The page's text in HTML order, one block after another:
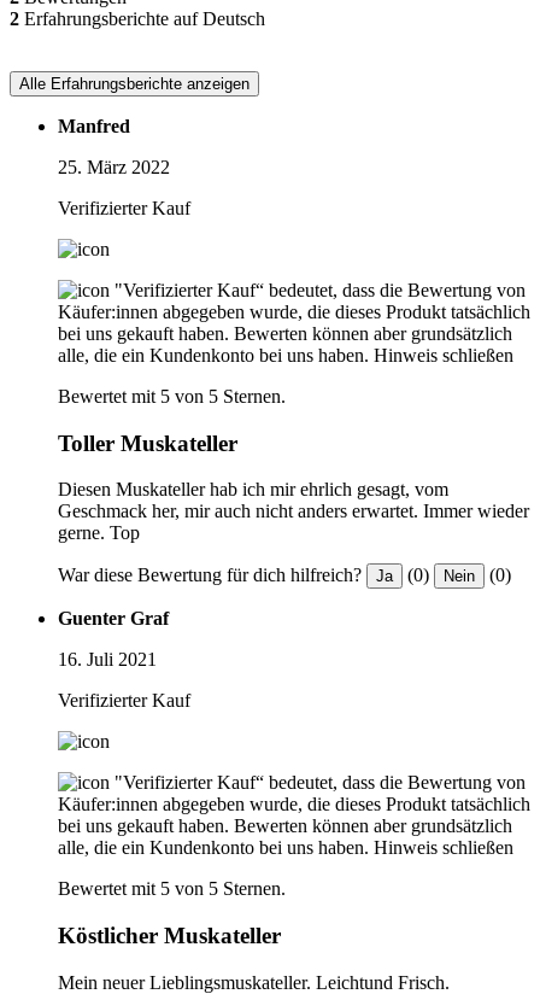
2 Erfahrungsberichte auf Deutsch
Alle Erfahrungsberichte anzeigen
Manfred
25. März 2022
Verifizierter Kauf
"Verifizierter Kauf“ bedeutet, dass die Bewertung von
Käufer:innen abgegeben wurde, die dieses Produkt tatsächlich
bei uns gekauft haben. Bewerten können aber grundsätzlich
alle, die ein Kundenkonto bei uns haben. Hinweis schließen
Bewertet mit 5 von 5 Sternen.
Toller Muskateller
Diesen Muskateller hab ich mir ehrlich gesagt, vom
Geschmack her, mir auch nicht anders erwartet. Immer wieder
gerne. Top
War diese Bewertung für dich hilfreich? Ja (0) Nein (0)
Guenter Graf
16. Juli 2021
Verifizierter Kauf
"Verifizierter Kauf“ bedeutet, dass die Bewertung von
Käufer:innen abgegeben wurde, die dieses Produkt tatsächlich
bei uns gekauft haben. Bewerten können aber grundsätzlich
alle, die ein Kundenkonto bei uns haben. Hinweis schließen
Bewertet mit 5 von 5 Sternen.
Köstlicher Muskateller
Mein neuer Lieblingsmuskateller. Leichtund Frisch.